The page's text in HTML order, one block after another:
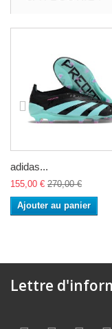
adidas...
155,00 € 270,00 €
Ajouter au panier
Lettre